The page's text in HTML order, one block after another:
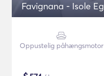
Favignana - Isole Eg
Oppustelig påhængsmotor